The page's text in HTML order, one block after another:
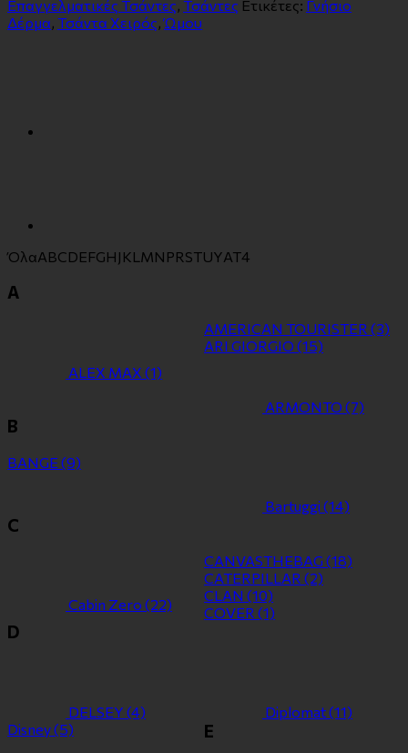
Επαγγελματικές Τσάντες Τσάντες Ετικέτες: Γνήσιο
Δέρμα Τσάντα Χειρός ,Ώμου
ΌλαABCDEFGH J KL MN PRSTUYΑΤ4
A
ALEX MAX (1)
AMERICAN TOURISTER (3)
ARI GIORGIO (15)
ARMONTO (7)
B
BANGE (9)
Bartuggi (14)
C
Cabin Zero (22)
CANVASTHEBAG (18)
CATERPILLAR (2)
CLAN (10)
COVER (1)
D
DELSEY (4) Diplomat(11)
Disney(5) E